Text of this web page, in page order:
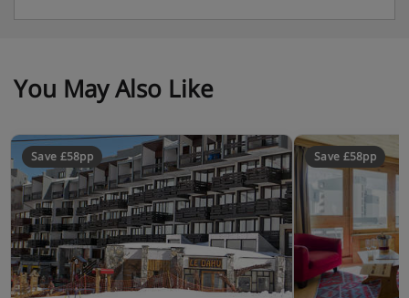
You May Also Like
Save £58pp Save £58pp